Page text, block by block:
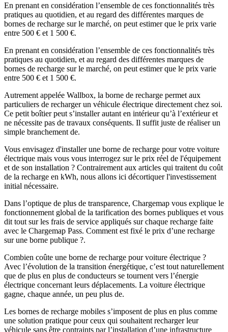
En prenant en considération l’ensemble de ces fonctionnalités très
pratiques au quotidien, et au regard des différentes marques de
bornes de recharge sur le marché, on peut estimer que le prix varie
entre 500 € et 1 500 €.
En prenant en considération l’ensemble de ces fonctionnalités très
pratiques au quotidien, et au regard des différentes marques de
bornes de recharge sur le marché, on peut estimer que le prix varie
entre 500 € et 1 500 €.
Autrement appelée Wallbox, la borne de recharge permet aux
particuliers de recharger un véhicule électrique directement chez soi.
Ce petit boîtier peut s’installer autant en intérieur qu’à l’extérieur et
ne nécessite pas de travaux conséquents. Il suffit juste de réaliser un
simple branchement de.
Vous envisagez d'installer une borne de recharge pour votre voiture
électrique mais vous vous interrogez sur le prix réel de l'équipement
et de son installation ? Contrairement aux articles qui traitent du coût
de la recharge en kWh, nous allons ici décortiquer l'investissement
initial nécessaire.
Dans l’optique de plus de transparence, Chargemap vous explique le
fonctionnement global de la tarification des bornes publiques et vous
dit tout sur les frais de service appliqués sur chaque recharge faite
avec le Chargemap Pass. Comment est fixé le prix d’une recharge
sur une borne publique ?.
Combien coûte une borne de recharge pour voiture électrique ?
Avec l’évolution de la transition énergétique, c’est tout naturellement
que de plus en plus de conducteurs se tournent vers l’énergie
électrique concernant leurs déplacements. La voiture électrique
gagne, chaque année, un peu plus de.
Les bornes de recharge mobiles s’imposent de plus en plus comme
une solution pratique pour ceux qui souhaitent recharger leur
véhicule sans être contraints par l’installation d’une infrastructure